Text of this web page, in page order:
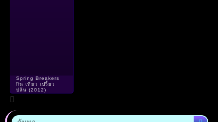
Spring Breakers
กิน เที่ยว เปรี้ยว
ปล้น (2012)